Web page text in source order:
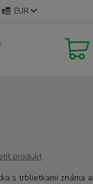
EUR
produkt
s trblietkami známa